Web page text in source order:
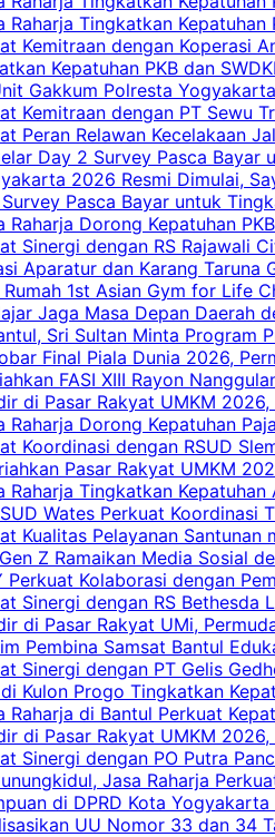
Raharja Tingkatkan
Kemitraan dengan Koperasi
Kepatuhan PKB dan
Gakkum Polresta
Kemitraan dengan PT Sewu
Peran Relawan Kecelakaan
Day 2 Survey Pasca
2026 Resmi Dimulai,
Pasca Bayar untuk
Raharja Dorong Kepatuhan
Sinergi dengan RS Rajawali
Aparatur dan Karang
1st Asian Gym for Life
Jaga Masa Depan Daerah
Sri Sultan Minta Program
Final Piala Dunia 2026,
FASI XIII Rayon
di Pasar Rakyat UMKM
Raharja Dorong Kepatuhan
Koordinasi dengan RSUD
Pasar Rakyat UMKM
Raharja Tingkatkan
Wates Perkuat Koordinasi
Kualitas Pelayanan
Z Ramaikan Media Sosial
Perkuat Kolaborasi dengan
Sinergi dengan RS
di Pasar Rakyat UMi,
Pembina Samsat Bantul
Sinergi dengan PT Gelis
Kulon Progo Tingkatkan
Raharja di Bantul Perkuat
di Pasar Rakyat UMKM
Sinergi dengan PO Putra
Jasa Raharja
di DPRD Kota
UU Nomor 33 dan 34